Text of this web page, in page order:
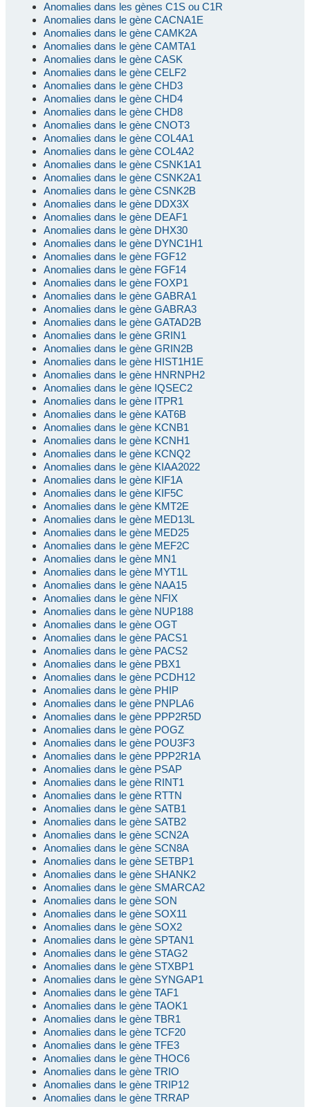
Anomalies dans les gènes C1S ou C1R
Anomalies dans le gène CACNA1E
Anomalies dans le gène CAMK2A
Anomalies dans le gène CAMTA1
Anomalies dans le gène CASK
Anomalies dans le gène CELF2
Anomalies dans le gène CHD3
Anomalies dans le gène CHD4
Anomalies dans le gène CHD8
Anomalies dans le gène CNOT3
Anomalies dans le gène COL4A1
Anomalies dans le gène COL4A2
Anomalies dans le gène CSNK1A1
Anomalies dans le gène CSNK2A1
Anomalies dans le gène CSNK2B
Anomalies dans le gène DDX3X
Anomalies dans le gène DEAF1
Anomalies dans le gène DHX30
Anomalies dans le gène DYNC1H1
Anomalies dans le gène FGF12
Anomalies dans le gène FGF14
Anomalies dans le gène FOXP1
Anomalies dans le gène GABRA1
Anomalies dans le gène GABRA3
Anomalies dans le gène GATAD2B
Anomalies dans le gène GRIN1
Anomalies dans le gène GRIN2B
Anomalies dans le gène HIST1H1E
Anomalies dans le gène HNRNPH2
Anomalies dans le gène IQSEC2
Anomalies dans le gène ITPR1
Anomalies dans le gène KAT6B
Anomalies dans le gène KCNB1
Anomalies dans le gène KCNH1
Anomalies dans le gène KCNQ2
Anomalies dans le gène KIAA2022
Anomalies dans le gène KIF1A
Anomalies dans le gène KIF5C
Anomalies dans le gène KMT2E
Anomalies dans le gène MED13L
Anomalies dans le gène MED25
Anomalies dans le gène MEF2C
Anomalies dans le gène MN1
Anomalies dans le gène MYT1L
Anomalies dans le gène NAA15
Anomalies dans le gène NFIX
Anomalies dans le gène NUP188
Anomalies dans le gène OGT
Anomalies dans le gène PACS1
Anomalies dans le gène PACS2
Anomalies dans le gène PBX1
Anomalies dans le gène PCDH12
Anomalies dans le gène PHIP
Anomalies dans le gène PNPLA6
Anomalies dans le gène PPP2R5D
Anomalies dans le gène POGZ
Anomalies dans le gène POU3F3
Anomalies dans le gène PPP2R1A
Anomalies dans le gène PSAP
Anomalies dans le gène RINT1
Anomalies dans le gène RTTN
Anomalies dans le gène SATB1
Anomalies dans le gène SATB2
Anomalies dans le gène SCN2A
Anomalies dans le gène SCN8A
Anomalies dans le gène SETBP1
Anomalies dans le gène SHANK2
Anomalies dans le gène SMARCA2
Anomalies dans le gène SON
Anomalies dans le gène SOX11
Anomalies dans le gène SOX2
Anomalies dans le gène SPTAN1
Anomalies dans le gène STAG2
Anomalies dans le gène STXBP1
Anomalies dans le gène SYNGAP1
Anomalies dans le gène TAF1
Anomalies dans le gène TAOK1
Anomalies dans le gène TBR1
Anomalies dans le gène TCF20
Anomalies dans le gène TFE3
Anomalies dans le gène THOC6
Anomalies dans le gène TRIO
Anomalies dans le gène TRIP12
Anomalies dans le gène TRRAP